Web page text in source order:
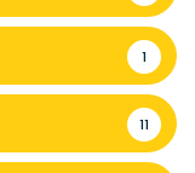
1
11